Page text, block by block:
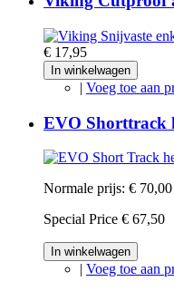
€ 17,95
In winkelwagen
| Voeg toe aan
EVO Shorttrack
Normale prijs: € 70,00
Special Price € 67,50
In winkelwagen
| Voeg toe aan